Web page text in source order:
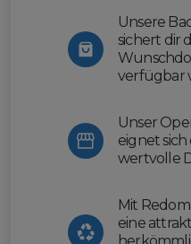
Unsere
sichert dir
verfügbar
Unser
eignet
wertvolle
Mit
eine